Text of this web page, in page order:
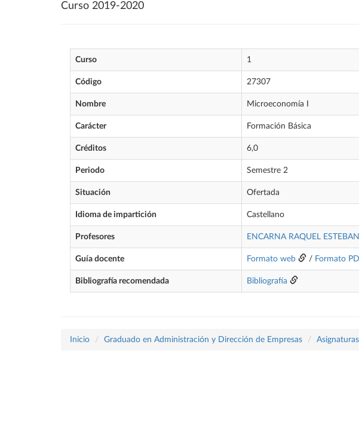
Curso 2019-2020
Curso 1
Código 27307
Nombre Microeconomía I
Carácter Formación Básica
Créditos 6,0
Periodo Semestre 2
Situación Ofertada
Idioma de impartición Castellano
Profesores ENCARNA RAQUEL
Guía docente Formato web / Formato
Bibliografía recomendada Bibliografía
Inicio Graduado en Administración y Dirección de Empresas